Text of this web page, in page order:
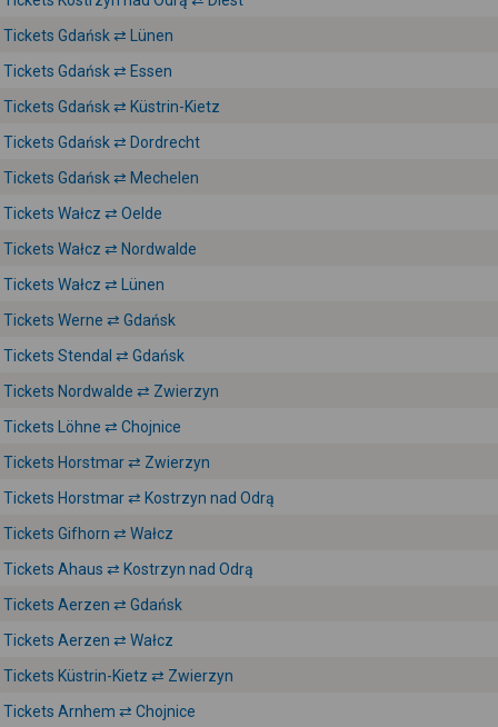
Tickets Gdańsk ⇄ Lünen
Tickets Gdańsk ⇄ Essen
Tickets Gdańsk ⇄ Küstrin-Kietz
Tickets Gdańsk ⇄ Dordrecht
Tickets Gdańsk ⇄ Mechelen
Tickets Wałcz ⇄ Oelde
Tickets Wałcz ⇄ Nordwalde
Tickets Wałcz ⇄ Lünen
Tickets Werne ⇄ Gdańsk
Tickets Stendal ⇄ Gdańsk
Tickets Nordwalde ⇄ Zwierzyn
Tickets Löhne ⇄ Chojnice
Tickets Horstmar ⇄ Zwierzyn
Tickets Horstmar ⇄ Kostrzyn nad Odrą
Tickets Gifhorn ⇄ Wałcz
Tickets Ahaus ⇄ Kostrzyn nad Odrą
Tickets Aerzen ⇄ Gdańsk
Tickets Aerzen ⇄ Wałcz
Tickets Küstrin-Kietz ⇄ Zwierzyn
Tickets Arnhem ⇄ Chojnice